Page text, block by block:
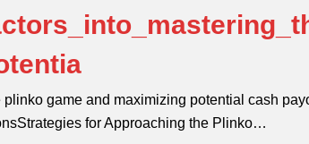
game and maximizing potential cash
for Approaching the Plinko…